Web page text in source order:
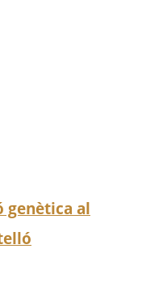
genètica al